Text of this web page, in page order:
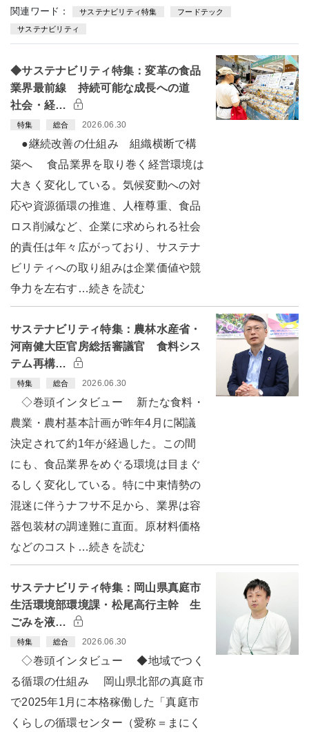
関連ワード： サステナビリティ特集 フードテック
サステナビリティ
◆サステナビリティ特集：変革の食品
業界最前線 持続可能な成長への道
社会・経…
特集 総合 2026.06.30
●継続改善の仕組み 組織横断で構
築へ 食品業界を取り巻く経営環境は
大きく変化している。気候変動への対
応や資源循環の推進、人権尊重、食品
ロス削減など、企業に求められる社会
的責任は年々広がっており、サステナ
ビリティへの取り組みは企業価値や競
争力を左右す…続きを読む
サステナビリティ特集：農林水産省・
河南健大臣官房総括審議官 食料シス
テム再構…
特集 総合 2026.06.30
◇巻頭インタビュー 新たな食料・
農業・農村基本計画が昨年4月に閣議
決定されて約1年が経過した。この間
にも、食品業界をめぐる環境は目まぐ
るしく変化している。特に中東情勢の
混迷に伴うナフサ不足から、業界は容
器包装材の調達難に直面。原材料価格
などのコスト…続きを読む
サステナビリティ特集：岡山県真庭市
生活環境部環境課・松尾高行主幹 生
ごみを液…
特集 総合 2026.06.30
◇巻頭インタビュー ◆地域でつく
る循環の仕組み 岡山県北部の真庭市
で2025年1月に本格稼働した「真庭市
くらしの循環センター（愛称＝まにく